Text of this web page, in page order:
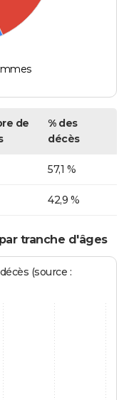
de
% des
décès
57,1 %
42,9 %
tranche d'âges
(source :